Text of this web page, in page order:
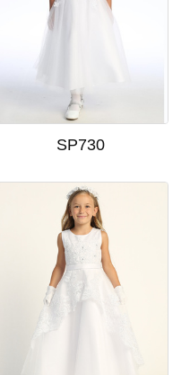
SP730